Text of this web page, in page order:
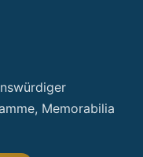
Memorabilia